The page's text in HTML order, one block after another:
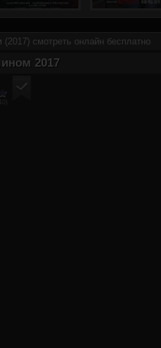
смотреть онлайн бесплатно
2017